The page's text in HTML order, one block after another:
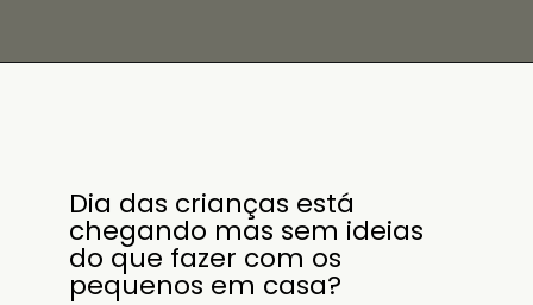
Dia das crianças está
chegando mas sem ideias
do que fazer com os
pequenos em casa?